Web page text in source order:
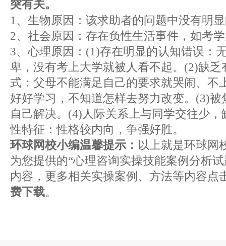
突有关。
1、生物原因：该求助者的问题中没有明
2、社会原因：存在负性生活事件，如考
3、心理原因：(1)存在明显的认知错误：
卑，没有考上大学就被人看不起。(2)缺
式：父母不能满足自己的要求就哭闹、不
好好学习，不知道怎样去努力改变。(3)
自己解决。(4)人际关系上与同学交往少
性特征：性格较内向，争强好胜。
环球网校小编温馨提示： 以上就是环球网
为您提供的“心理咨询实操技能案例分析
内容，更多相关实操案例、方法等内容点
费下载。